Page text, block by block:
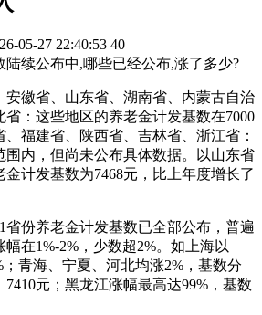
05-27 22:40:53 40
陆续公布中,哪些已经公布,涨了多少?
安徽省、山东省、湖南省、内蒙古自治
省：这些地区的养老金计发基数在7000
、福建省、陕西省、吉林省、浙江省：
围内，但尚未公布具体数据。以山东省
计发基数为7468元，比上年度增长了
省份养老金计发基数已全部公布，普遍
在1%-2%，少数超2%。如上海以
；青海、宁夏、河北均涨2%，基数分
7410元；黑龙江涨幅最高达99%，基数